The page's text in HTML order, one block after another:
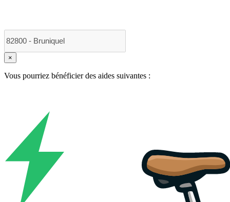
×
Vous pourriez bénéficier des aides suivantes :